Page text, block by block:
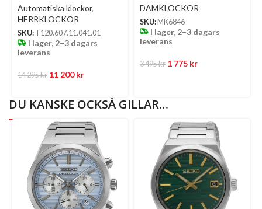
Automatiska klockor,
HERRKLOCKOR
SKU: T120.607.11.041.01
I lager, 2–3 dagars
leverans
14 295kr 11 200kr
Indexmarkeringar/Stål 33
Mm
DAMKLOCKOR
SKU: MK6846
I lager, 2–3 dagars
leverans
3 495kr 1 775 kr
DU KANSKE OCKSÅ GILLAR…